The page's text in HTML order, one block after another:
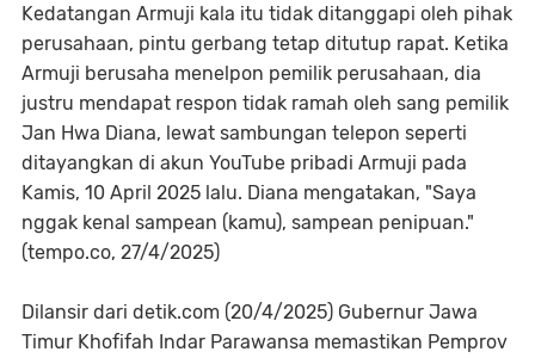
Kedatangan Armuji kala itu tidak ditanggapi oleh pihak
perusahaan, pintu gerbang tetap ditutup rapat. Ketika
Armuji berusaha menelpon pemilik perusahaan, dia
justru mendapat respon tidak ramah oleh sang pemilik
Jan Hwa Diana, lewat sambungan telepon seperti
ditayangkan di akun YouTube pribadi Armuji pada
Kamis, 10 April 2025 lalu. Diana mengatakan, "Saya
nggak kenal sampean (kamu), sampean penipuan."
(tempo.co, 27/4/2025)
Dilansir dari detik.com (20/4/2025) Gubernur Jawa
Timur Khofifah Indar Parawansa memastikan Pemprov